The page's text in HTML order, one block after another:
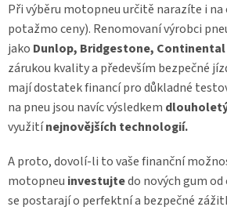
Při výběru motopneu určitě narazíte i na
potažmo ceny). Renomovaní výrobci
jako Dunlop, Bridgestone,
zárukou kvality a především bezpečné
mají dostatek financí pro důkladné
na pneu jsou navíc výsledkem
využitínejnovějších technologií.
A proto, dovolí-li to vaše finanční
motopneu investujtedo nových gum
se postarají o perfektní a bezpečné